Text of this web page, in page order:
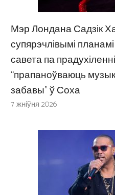
Мэр Лондана Садзік
супярэчлівымі
савета па
“прапаноўваюць
забавы” ў Соха
7 жніўня 2026